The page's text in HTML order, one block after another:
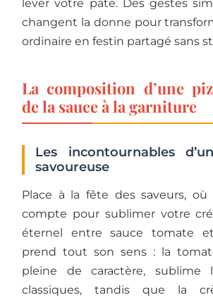
lever votre pâte. Des gestes
changent la donne pour
ordinaire en festin partagé sans
La composition d’une
de la sauce à la garniture
Les incontournables
savoureuse
Place à la fête des saveurs, où
compte pour sublimer votre
éternel entre sauce tomate
prend tout son sens : la
pleine de caractère, sublime
classiques, tandis que la